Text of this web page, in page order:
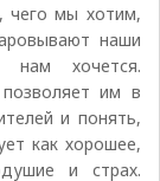
чего мы хотим,
наши
хочется.
позволяет им в
и понять,
как хорошее,
и страх.